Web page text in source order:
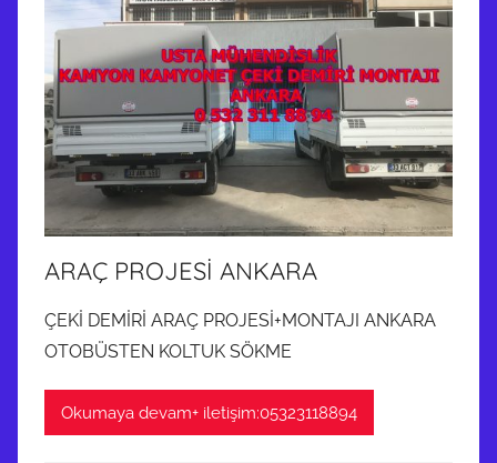
ARAÇ PROJESİ ANKARA
ÇEKİ DEMİRİ ARAÇ PROJESİ+MONTAJI ANKARA
OTOBÜSTEN KOLTUK SÖKME
Okumaya devam+ iletişim:05323118894